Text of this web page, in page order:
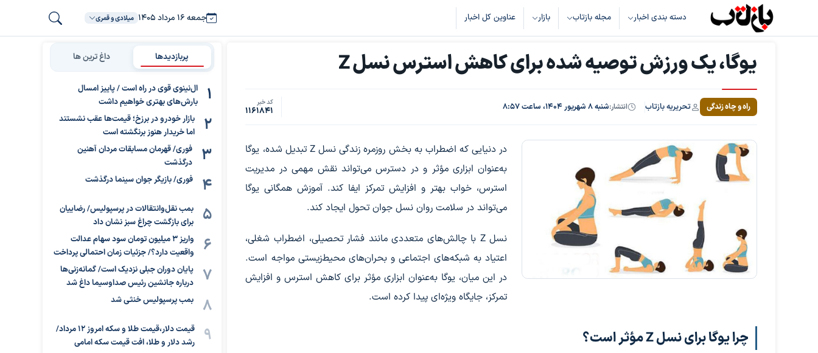
دسته بندی اخبار مجله بازتاب بازار عناوین کل اخبار جمعه ۱۶ مرداد ۱۴۰۵ میلادی و قمری
یوگا، یک ورزش توصیه شده برای کاهش استرس نسل Z
راه و چاه زندگی تحریریه بازتاب انتشار:شنبه ۸ شهریور ۱۴۰۴، ساعت ۸:۵۷ کد خبر
1161841
در دنیایی که اضطراب به بخش روزمره زندگی نسل Z تبدیل شده، یوگا
به‌عنوان ابزاری مؤثر و در دسترس می‌تواند نقش مهمی در مدیریت
استرس، خواب بهتر و افزایش تمرکز ایفا کند. آموزش همگانی یوگا
می‌تواند در سلامت روان نسل جوان تحول ایجاد کند.
نسل Z با چالش‌های متعددی مانند فشار تحصیلی، اضطراب شغلی،
اعتیاد به شبکه‌های اجتماعی و بحران‌های محیط‌زیستی مواجه است.
در این میان، یوگا به‌عنوان ابزاری مؤثر برای کاهش استرس و افزایش
تمرکز، جایگاه ویژه‌ای پیدا کرده است.
چرا یوگا برای نسل Z مؤثر است؟
پربازدیدها داغ ترین ها
ال‌نینوی قوی در راه است / پاییز امسال
بارش‌های بهتری خواهیم داشت
بازار خودرو در برزخ؛ قیمت‌ها عقب نشستند
اما خریدار هنوز برنگشته است
فوری/ قهرمان مسابقات مردان آهنین
درگذشت
فوری/ بازیگر جوان سینما درگذشت
بمب نقل‌وانتقالات در پرسپولیس/ رضاییان
برای بازگشت چراغ سبز نشان داد
واریز ۳ میلیون تومان سود سهام عدالت
واقعیت دارد؟/ جزئیات زمان احتمالی پرداخت
پایان دوران جبلی نزدیک است/ گمانه‌زنی‌ها
درباره جانشین رئیس صداوسیما داغ شد
بمب پرسپولیس خنثی شد
قیمت دلار،قیمت طلا و سکه امروز ۱۲ مرداد/
رشد دلار و طلا، افت قیمت سکه امامی